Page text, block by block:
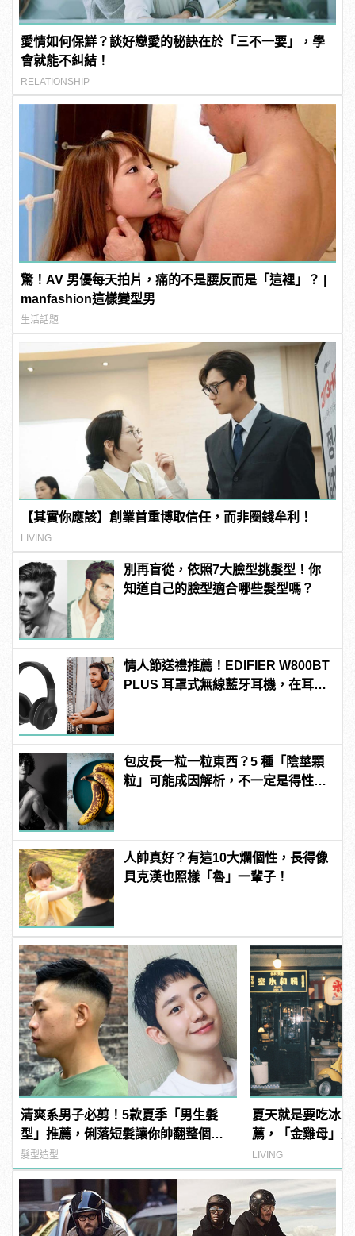
愛情如何保鮮？談好戀愛的秘訣在於「三不一要」，學
會就能不糾結！
RELATIONSHIP
驚！AV 男優每天拍片，痛的不是腰反而是「這裡」？ |
manfashion這樣變型男
生活話題
【其實你應該】創業首重博取信任，而非圈錢牟利！
LIVING
別再盲從，依照7大臉型挑髮型！你
知道自己的臉型適合哪些髮型嗎？
情人節送禮推薦！EDIFIER W800BT
PLUS 耳罩式無線藍牙耳機，在耳邊
包皮長一粒一粒東西？5 種「陰莖顆
粒」可能成因解析，不一定是得性
人帥真好？有這10大爛個性，長得像
貝克漢也照樣「魯」一輩子！
清爽系男子必剪！5款夏季「男生髮
型」推薦，俐落短髮讓你帥翻整個夏
天！ | manfashion這樣變型男
髮型造型
夏天就是要吃冰
薦，「金雞母」
LIVING